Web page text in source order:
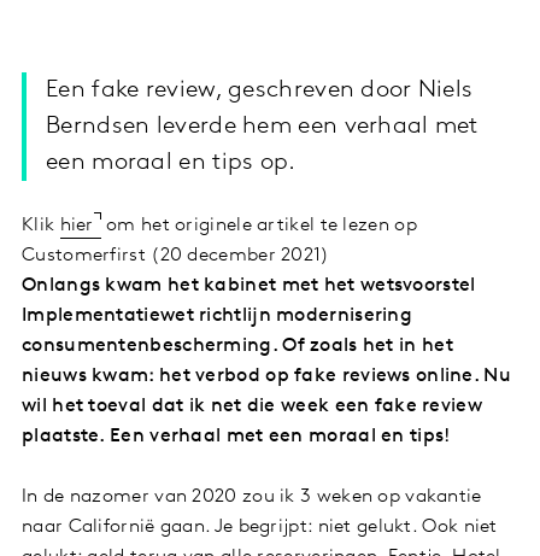
Een fake review, geschreven door Niels
Berndsen leverde hem een verhaal met
een moraal en tips op.
Klik hier om het originele artikel te lezen op
Customerfirst (20 december 2021)
Onlangs kwam het kabinet met het wetsvoorstel
Implementatiewet richtlijn modernisering
consumentenbescherming. Of zoals het in het
nieuws kwam: het verbod op fake reviews online. Nu
wil het toeval dat ik net die week een fake review
plaatste. Een verhaal met een moraal en tips!
In de nazomer van 2020 zou ik 3 weken op vakantie
naar Californië gaan. Je begrijpt: niet gelukt. Ook niet